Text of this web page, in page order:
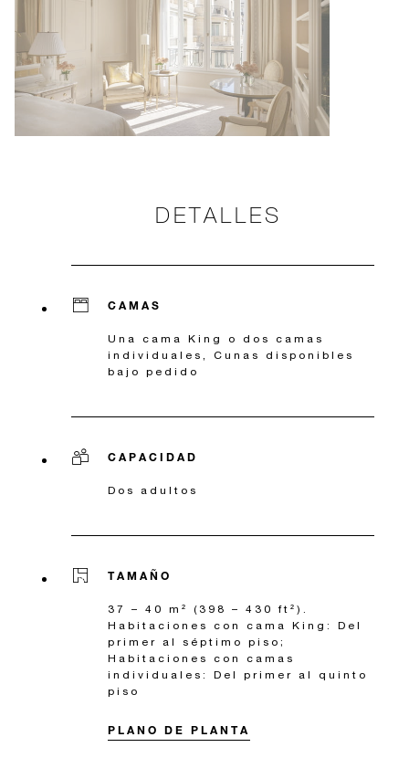
DETALLES
CAMAS
Una cama King o dos camas
individuales, Cunas disponibles
bajo pedido
CAPACIDAD
Dos adultos
TAMAÑO
37 – 40 m² (398 – 430 ft²).
Habitaciones con cama King: Del
primer al séptimo piso;
Habitaciones con camas
individuales: Del primer al quinto
piso
PLANO DE PLANTA